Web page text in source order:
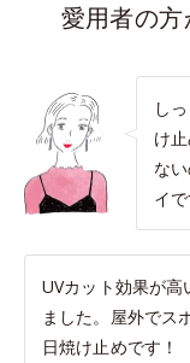
愛用者の方
し
け
な
イで
UVカット効果が
ました。屋外でス
日焼け止めです！